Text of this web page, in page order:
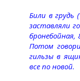
Били в грудь
заставляли
бронебойная,
Потом
гильзы в
все по новой.